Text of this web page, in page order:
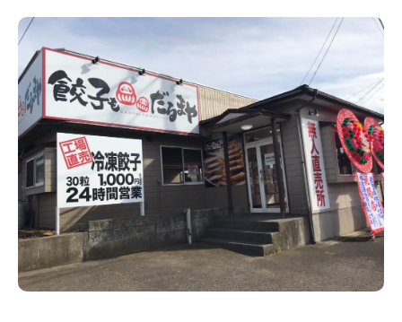
新潟市中央区
新潟市北区
新潟市南区
新潟市江南区
新潟市西蒲区
村上・関川
新発田・聖籠
胎内・粟島
三条・加茂・田上
五泉・阿賀野・阿賀
燕・弥彦
長岡・見附
小千谷・十日町・津南
魚沼・南魚沼・湯沢
柏崎・刈羽・出雲崎
上越・妙高・糸魚川
ご当地グルメ
季節・期間限定
カフェ
居酒屋・バー
パン・ベーカリー
タレカツ・豚カツ
デカ盛り・大盛り
旨辛・激辛
定食・町定食 海鮮・鮨
そば・うどん
日本酒・新潟清酒
ワイン・クラフトビール
ケーキ・パフェ
ビアガーデン・暑気払い
忘新年会・歓送迎会
セミナー・講演会
入場無料
住宅展示場
完成見学会 アルビレックス
リラクゼーション・整体
スキー場
リユース・買取
病院・クリニック
ラブラ万代・ラブラ2
ビルボードプレイスBP
リバーサイド千秋
パティオPATIO
新車・中古車・カー用品
旅行・レジャー
家電・携帯電話
冠婚葬祭
通販・EC
官公庁・自治体
新潟市 チラシ
長岡・見附 チラシ
上越・妙高・糸魚川 チラシ
注目 チラシ
週末セール
火曜セール
オープン・リニューアルセール
周年祭・感謝祭セール
年末・初売りセール